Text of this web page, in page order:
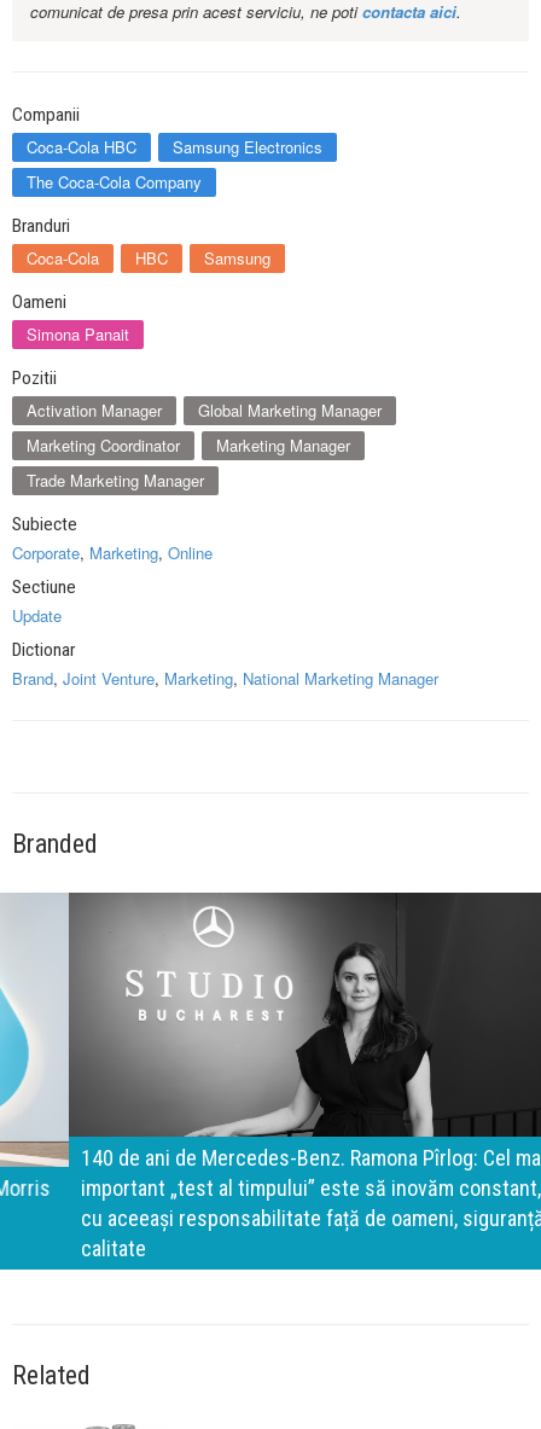
comunicat de presa prin acest serviciu, ne poticontacta aici.
Companii
Coca-Cola HBC
Samsung Electronics
The Coca-Cola Company
Branduri
Coca-Cola HBC Samsung
Oameni
Simona Panait
Pozitii
Activation Manager
Global Marketing Manager
Marketing Coordinator
Marketing Manager
Trade Marketing Manager
Subiecte
Corporate, Marketing, Online
Sectiune
Update
Dictionar
Brand, Joint Venture, Marketing, National Marketing Manager
Branded
140 de ani de Mercedes-Benz. Ramona Pîrlog: Cel mai
important „test al timpului” este să inovăm constant, dar
cu aceeași responsabilitate față de oameni, siguranță și
Related